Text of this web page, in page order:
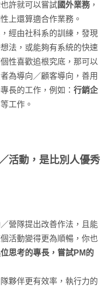
許就可以嘗試國外業務 ，
上還算適合作業務。
經由社科系的訓練，發現
法，或能夠有系統的快速
性喜歡追根究底，那可以
為導向／顧客導向，善用
長的工作，例如： 行銷企
工作。
活動，是比別人優秀
營隊提出改善作法，且能
活動變得更為順暢，你也
思考的專長，嘗試PM的
夥伴更有效率，執行力的